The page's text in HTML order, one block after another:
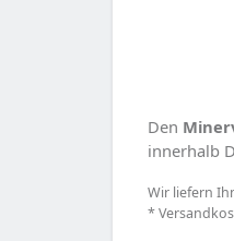
Den
innerhalb
Wir liefern
*